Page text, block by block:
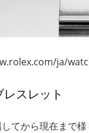
ja/
スレット
てから現在まで